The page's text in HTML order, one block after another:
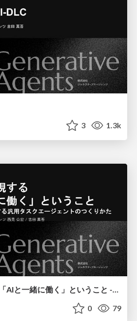
3 1.3k
初手AIで実現する 「AIと一緒に働く」ということ - AIファーストを実現する汎用タスクエージェントのつくりかた / JAWS DAYS 2026
0 79